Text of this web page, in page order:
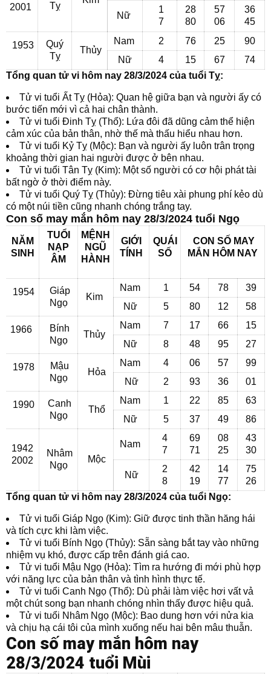
2001
Tỵ
Nữ
1
7
28
80
57
06
36
45
1953
Quý
Tỵ
Thủy
Nam 2 76 25
90
Nữ
4 15 67
74
Tổng quan tử vi hôm nay 28/3/2024 của tuổi Tỵ:
Tử vi tuổi Ất Tỵ (Hỏa): Quan hệ giữa bạn và người ấy có
bước tiến mới vì cả hai chân thành.
Tử vi tuổi Đinh Tỵ (Thổ): Lứa đôi đã dũng cảm thể hiện
cảm xúc của bản thân, nhờ thế mà thấu hiểu nhau hơn.
Tử vi tuổi Kỷ Tỵ (Mộc): Bạn và người ấy luôn trân trọng
khoảng thời gian hai người được ở bên nhau.
Tử vi tuổi Tân Tỵ (Kim): Một số người có cơ hội phát tài
bất ngờ ở thời điểm này.
Tử vi tuổi Quý Tỵ (Thủy): Đừng tiêu xài phung phí kẻo dù
có một núi tiền cũng nhanh chóng trắng tay.
Con số may mắn hôm nay 28/3/2024 tuổi Ngọ
NĂM
SINH
TUỔI
NẠP
ÂM
MỆNH
NGŨ
HÀNH
GIỚI
TÍNH
QUÁI
SỐ
CON SỐ MAY
MẮN HÔM NAY
1954
Giáp
Ngọ
Kim
Nam 1 54 78
39
Nữ
5 80 12 58
1966
Bính
Ngọ
Thủy
Nam 7 17 66
15
Nữ
8 48 95 27
1978
Mậu
Ngọ
Hỏa
Nam 4 06 57
99
Nữ
2 93 36 01
1990
Canh
Ngọ
Thổ
Nam 1 22 85
63
Nữ
5 37 49 86
1942
2002
Nhâm
Ngọ
Mộc
Nam
4
7
69
71
08
25
43
30
Nữ
2
8
42
19
14
77
75
26
Tổng quan tử vi hôm nay 28/3/2024 của tuổi Ngọ:
Tử vi tuổi Giáp Ngọ (Kim): Giữ được tinh thần hăng hái
và tích cực khi làm việc.
Tử vi tuổi Bính Ngọ (Thủy): Sẵn sàng bắt tay vào những
nhiệm vụ khó, được cấp trên đánh giá cao.
Tử vi tuổi Mậu Ngọ (Hỏa): Tìm ra hướng đi mới phù hợp
với năng lực của bản thân và tình hình thực tế.
Tử vi tuổi Canh Ngọ (Thổ): Dù phải làm việc hơi vất vả
một chút song bạn nhanh chóng nhìn thấy được hiệu quả.
Tử vi tuổi Nhâm Ngọ (Mộc): Bao dung hơn với nửa kia
và chịu hạ cái tôi của mình xuống nếu hai bên mâu thuẫn.
Con số may mắn hôm nay
28/3/2024 tuổi Mùi